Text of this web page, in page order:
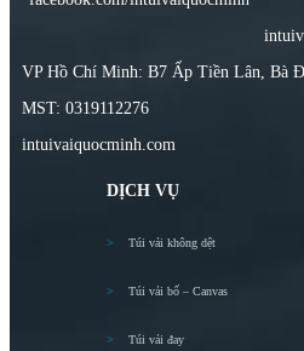
VP Hồ Chí Minh: B7 Ấp Tiền Lân, Bà
MST: 0319112276
intuivaiquocminh.com
DỊCH VỤ
Túi vải không dệt
Túi vải bố – Canvas
Túi vải đay